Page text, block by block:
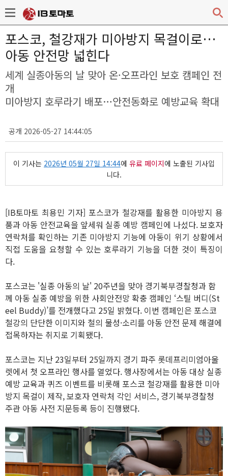
포스코, 철강재가 미아방지 목걸이로…
아동 안전망 넓힌다
세계 실종아동의 날 맞아 온·오프라인 보호 캠페인 전
개
미아방지 호루라기 배포…안전동화로 예방교육 확대
공개 2026-05-27 14:44:05
이 기사는 2026년 05월 27일 14:44에 유료 페이지에 노출된 기사입
니다.
[IB토마토 최용민 기자] 포스코가 철강재를 활용한 미아방지 용
품과 아동 안전교육을 앞세워 실종 예방 캠페인에 나섰다. 보호자
연락처를 확인하는 기존 미아방지 기능에 아동이 위기 상황에서
직접 도움을 요청할 수 있는 호루라기 기능을 더한 것이 특징이
다.
포스코는 '실종 아동의 날' 20주년을 맞아 경기북부경찰청과 함
께 아동 실종 예방을 위한 사회안전망 확충 캠페인 ‘스틸 버디(St
eel Buddy)’를 전개했다고 25일 밝혔다. 이번 캠페인은 포스코
철강의 단단한 이미지와 철의 물성·소리를 아동 안전 문제 해결에
접목하자는 취지로 기획됐다.
포스코는 지난 23일부터 25일까지 경기 파주 롯데프리미엄아울
렛에서 첫 오프라인 행사를 열었다. 행사장에서는 아동 대상 실종
예방 교육과 퀴즈 이벤트를 비롯해 포스코 철강재를 활용한 미아
방지 목걸이 제작, 보호자 연락처 각인 서비스, 경기북부경찰청
주관 아동 사전 지문등록 등이 진행됐다.